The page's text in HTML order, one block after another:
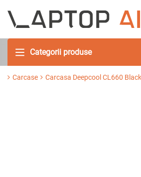
Categorii produse
Carcase Carcasa Deepcool CL660